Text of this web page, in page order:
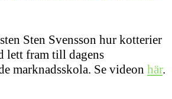
Sten Svensson hur kotterier
lett fram till dagens
marknadsskola. Se videon här.